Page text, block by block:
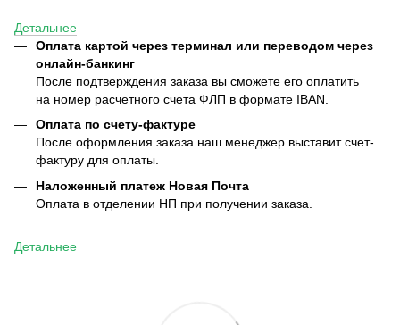
Детальнее
Оплата картой через терминал или переводом через
онлайн-банкинг
После подтверждения заказа вы сможете его оплатить
на номер расчетного счета ФЛП в формате IBAN.
Оплата по счету-фактуре
После оформления заказа наш менеджер выставит счет-
фактуру для оплаты.
Наложенный платеж Новая Почта
Оплата в отделении НП при получении заказа.
Детальнее